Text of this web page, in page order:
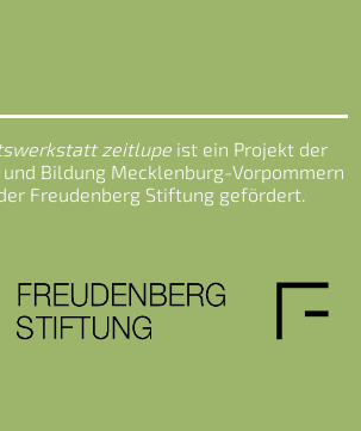
zeitlupe ist ein Projekt der
Bildung Mecklenburg-Vorpommern
Freudenberg Stiftung gefördert.